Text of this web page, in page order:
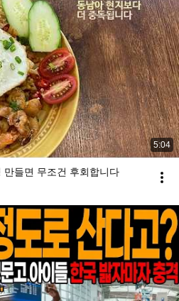
5:04
만들면 무조건 후회합니다